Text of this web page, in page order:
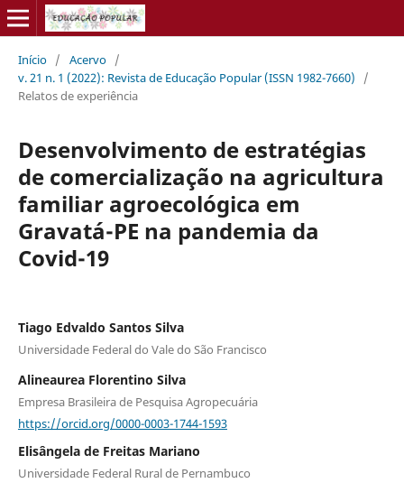
Início / Acervo /
v. 21 n. 1 (2022): Revista de Educação Popular (ISSN 1982-7660)
/
Relatos de experiência
Desenvolvimento de estratégias
de comercialização na agricultura
familiar agroecológica em
Gravatá-PE na pandemia da
Covid-19
Tiago Edvaldo Santos Silva
Universidade Federal do Vale do São Francisco
Alineaurea Florentino Silva
Empresa Brasileira de Pesquisa Agropecuária
https://orcid.org/0000-0003-1744-1593
Elisângela de Freitas Mariano
Universidade Federal Rural de Pernambuco